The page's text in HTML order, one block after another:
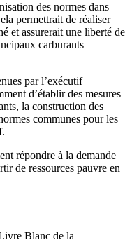
des normes dans
permettrait de réaliser
et assurerait une liberté de
carburants
par l’exécutif
d’établir des mesures
la construction des
communes pour les
répondre à la demande
de ressources pauvre en
Blanc de la